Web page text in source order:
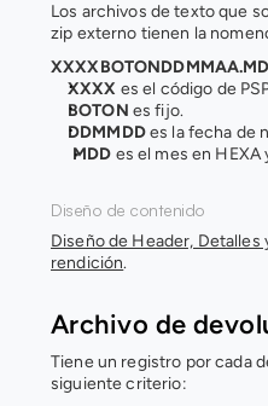
Los archivos de texto que
zip externo tienen la
XXXX es el código de
BOTON es fijo.
DDMMDD es la fecha de
MDD es el mes en HEXA
Diseño de contenido
Diseño de Header, Detalles
rendición.
Archivo de
Tiene un registro por cada
siguiente criterio: